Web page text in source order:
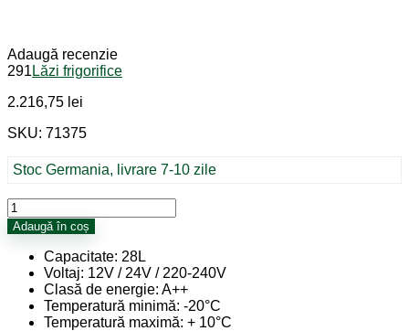
Adaugă recenzie
291 Lăzi frigorifice
2.216,75 lei
SKU: 71375
Stoc Germania, livrare 7-10 zile
Cantitate
Carbest
Maxifreezer
Compresor
Cool
Adaugă în coș
Capacitate: 28L
Voltaj: 12V / 24V / 220-240V
Clasă de energie: A++
Temperatură minimă: -20°C
Temperatură maximă: + 10°C